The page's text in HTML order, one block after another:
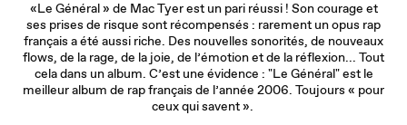
«Le Général » de Mac Tyer est un pari réussi ! Son courage et
ses prises de risque sont récompensés : rarement un opus rap
français a été aussi riche. Des nouvelles sonorités, de nouveaux
flows, de la rage, de la joie, de l’émotion et de la réflexion... Tout
cela dans un album. C’est une évidence : "Le Général" est le
meilleur album de rap français de l’année 2006. Toujours « pour
ceux qui savent ».